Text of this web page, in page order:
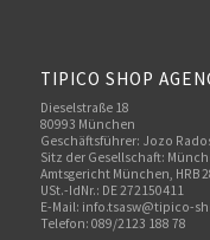
TIPICO SHOP
Dieselstraße 18
80993 München
Geschäftsführer: Jozo
Sitz der Gesellschaft:
Amtsgericht München, HRB
USt.-IdNr.: DE 272150411
E-Mail: info.tsasw@tipico-
Telefon: 089/2123 188 78